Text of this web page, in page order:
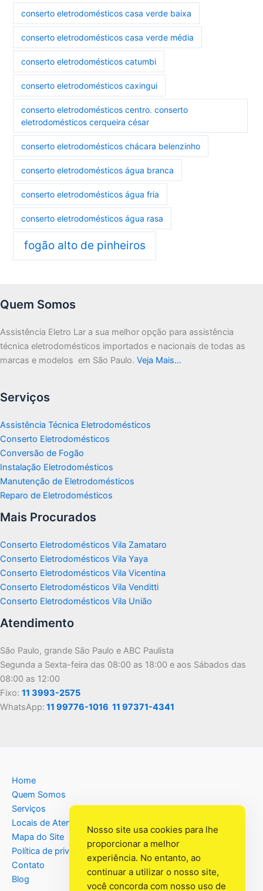
conserto eletrodomésticos casa verde baixa
conserto eletrodomésticos casa verde média
conserto eletrodomésticos catumbi
conserto eletrodomésticos caxingui
conserto eletrodomésticos centro. conserto
eletrodomésticos cerqueira césar
conserto eletrodomésticos chácara belenzinho
conserto eletrodomésticos água branca
conserto eletrodomésticos água fria
conserto eletrodomésticos água rasa
fogão alto de pinheiros
Quem Somos
Assistência Eletro Lar a sua melhor opção para assistência
técnica eletrodomésticos importados e nacionais de todas as
marcas e modelos em São Paulo. Veja Mais…
Serviços
Assistência Técnica Eletrodomésticos
Conserto Eletrodomésticos
Conversão de Fogão
Instalação Eletrodomésticos
Manutenção de Eletrodomésticos
Reparo de Eletrodomésticos
Mais Procurados
Conserto Eletrodomésticos Vila Zamataro
Conserto Eletrodomésticos Vila Yaya
Conserto Eletrodomésticos Vila Vicentina
Conserto Eletrodomésticos Vila Venditti
Conserto Eletrodomésticos Vila União
Atendimento
São Paulo, grande São Paulo e ABC Paulista
Segunda a Sexta-feira das 08:00 as 18:00 e aos Sábados das
08:00 as 12:00
Fixo: 11 3993-2575
WhatsApp: 11 99776-1016 11 97371-4341
Home
Quem Somos
Serviços
Locais de Atendimento
Mapa do Site
Política de privacidade
Contato
Blog
Nosso site usa cookies para lhe
proporcionar a melhor
experiência. No entanto, ao
continuar a utilizar o nosso site,
você concorda com nosso uso de